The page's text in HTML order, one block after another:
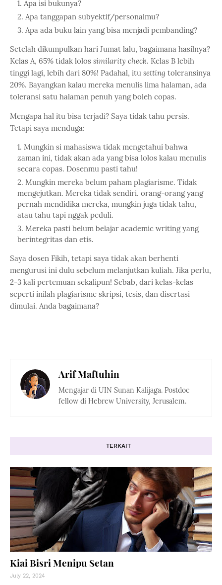
Apa isi bukunya?
Apa tanggapan subyektif/personalmu?
Apa ada buku lain yang bisa menjadi pembanding?
Setelah dikumpulkan hari Jumat lalu, bagaimana hasilnya?
Kelas A, 65% tidak lolos similarity check. Kelas B lebih
tinggi lagi, lebih dari 80%! Padahal, itu setting toleransinya
20%. Bayangkan kalau mereka menulis lima halaman, ada
toleransi satu halaman penuh yang boleh copas.
Mengapa hal itu bisa terjadi? Saya tidak tahu persis.
Tetapi saya menduga:
Mungkin si mahasiswa tidak mengetahui bahwa
zaman ini, tidak akan ada yang bisa lolos kalau menulis
secara copas. Dosenmu pasti tahu!
Mungkin mereka belum paham plagiarisme. Tidak
mengejutkan. Mereka tidak sendiri. orang-orang yang
pernah mendidika mereka, mungkin juga tidak tahu,
atau tahu tapi nggak peduli.
Mereka pasti belum belajar academic writing yang
berintegritas dan etis.
Saya dosen Fikih, tetapi saya tidak akan berhenti
mengurusi ini dulu sebelum melanjutkan kuliah. Jika perlu,
2-3 kali pertemuan sekalipun! Sebab, dari kelas-kelas
seperti inilah plagiarisme skripsi, tesis, dan disertasi
dimulai. Anda bagaimana?
Arif Maftuhin
Mengajar di UIN Sunan Kalijaga. Postdoc
fellow di Hebrew University, Jerusalem.
TERKAIT
Kiai Bisri Menipu Setan
July 22, 2024